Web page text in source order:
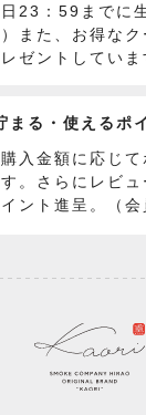
23：59までに
また、お得な
ゼントしていま
まる・使えるポ
入金額に応じ
す。さらにレビ
ント進呈。（会